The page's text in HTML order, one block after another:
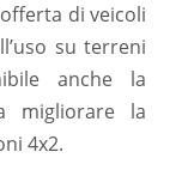
di veicoli
su terreni
anche la
migliorare la
4x2.